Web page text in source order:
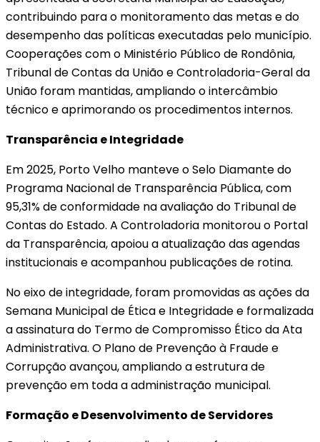
contribuindo para o monitoramento das metas e do
desempenho das políticas executadas pelo município.
Cooperações com o Ministério Público de Rondônia,
Tribunal de Contas da União e Controladoria-Geral da
União foram mantidas, ampliando o intercâmbio
técnico e aprimorando os procedimentos internos.
Transparência e Integridade
Em 2025, Porto Velho manteve o Selo Diamante do
Programa Nacional de Transparência Pública, com
95,31% de conformidade na avaliação do Tribunal de
Contas do Estado. A Controladoria monitorou o Portal
da Transparência, apoiou a atualização das agendas
institucionais e acompanhou publicações de rotina.
No eixo de integridade, foram promovidas as ações da
Semana Municipal de Ética e Integridade e formalizada
a assinatura do Termo de Compromisso Ético da Ata
Administrativa. O Plano de Prevenção à Fraude e
Corrupção avançou, ampliando a estrutura de
prevenção em toda a administração municipal.
Formação e Desenvolvimento de Servidores